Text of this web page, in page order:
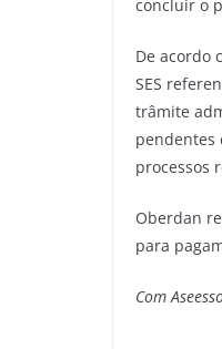
concluir o
De acordo
SES
trâmite
pendentes
processos
Oberdan
para
Com